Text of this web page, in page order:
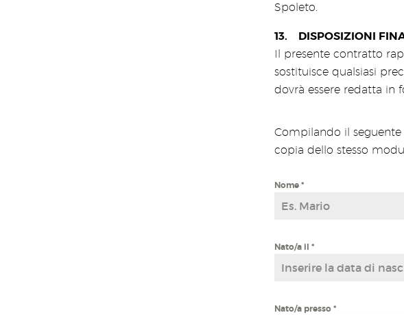
Spoleto.
DISPOSIZIONI
Il presente contratto
sostituisce qualsiasi
dovrà essere redatta in
Compilando il seguente
copia dello stesso
Nome*
Nato/a il *
Nato/a presso*